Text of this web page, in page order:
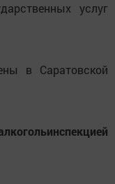
услуг
в Саратовской